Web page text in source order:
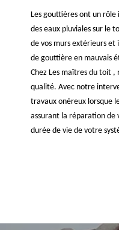
Les gouttières ont un
des eaux pluviales sur le
de vos murs extérieurs
de gouttière en mauvais
Chez Les maîtres du toit ,
qualité. Avec notre
travaux onéreux lorsque
assurant la réparation de
durée de vie de votre